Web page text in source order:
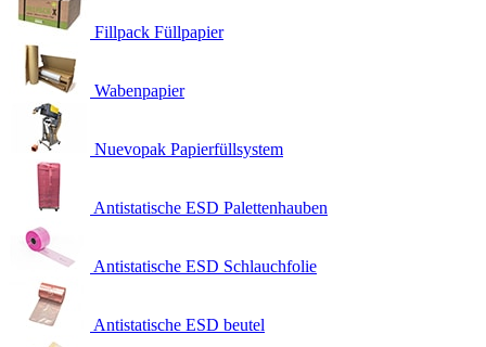
Fillpack Füllpapier
Wabenpapier
Nuevopak Papierfüllsystem
Antistatische ESD Palettenhauben
Antistatische ESD Schlauchfolie
Antistatische ESD beutel